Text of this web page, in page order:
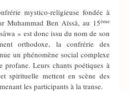
mystico-religieuse fondée à
Muhammad Ben Aïssâ, au 15ème
» est donc issu du nom de son
orthodoxe, la confrérie des
un phénomène social complexe
profane. Leurs chants poétiques à
spirituelle mettent en scène des
les participants à la transe.